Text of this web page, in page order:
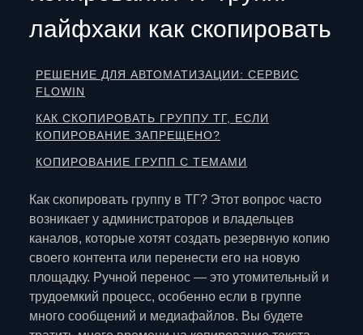
лайфхаки как скопировать
РЕШЕНИЕ ДЛЯ АВТОМАТИЗАЦИИ: СЕРВИС
FLOWIN
КАК СКОПИРОВАТЬ ГРУППУ ТГ, ЕСЛИ
КОПИРОВАНИЕ ЗАПРЕЩЕНО?
КОПИРОВАНИЕ ГРУПП С ТЕМАМИ
Как скопировать группу в ТГ? Этот вопрос часто
возникает у администраторов и владельцев
каналов, которые хотят создать резервную копию
своего контента или перенести его на новую
площадку. Ручной перенос — это утомительный и
трудоемкий процесс, особенно если в группе
много сообщений и медиафайлов. Вы будете